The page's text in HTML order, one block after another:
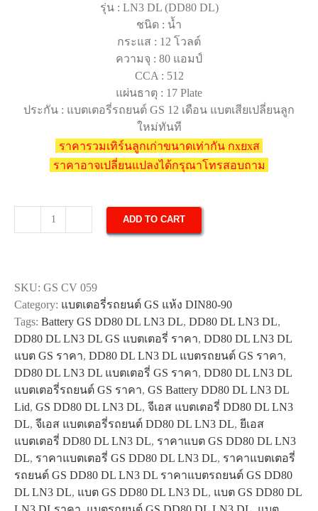
รุ่น : LN3 DL (DD80 DL)
ชนิด : น้ำ
กระแส : 12 โวลต์
ความจุ : 80 แอมป์
CCA : 512
แผ่นธาตุ : 17 Plate
ประกัน : แบตเตอรี่รถยนต์ GS 12 เดือน แบตเสียเปลี่ยนลูก
ใหม่ทันที
ราคารวมเทิร์นลูกเก่าขนาดเท่ากัน กxยxส
ราคาอาจเปลี่ยนแปลงได้กรุณาโทรสอบถาม
DL
LN3
DL
quantity
ADD TO CART
SKU: GS CV 059
Category: แบตเตอรี่รถยนต์ GS แห้ง DIN80-90
Tags: Battery GS DD80 DL LN3 DL, DD80 DL LN3 DL,
DD80 DL LN3 DL GS แบตเตอรี่ ราคา, DD80 DL LN3 DL
แบต GS ราคา, DD80 DL LN3 DL แบตรถยนต์ GS ราคา,
DD80 DL LN3 DL แบตเตอรี่ GS ราคา, DD80 DL LN3 DL
แบตเตอรี่รถยนต์ GS ราคา, GS Battery DD80 DL LN3 DL
Lid, GS DD80 DL LN3 DL, จีเอส แบตเตอรี่ DD80 DL LN3
DL, จีเอส แบตเตอรี่รถยนต์ DD80 DL LN3 DL, ยีเอส
แบตเตอรี่ DD80 DL LN3 DL, ราคาแบต GS DD80 DL LN3
DL, ราคาแบตเตอรี่ GS DD80 DL LN3 DL, ราคาแบตเตอรี่
รถยนต์ GS DD80 DL LN3 DL ราคาแบตรถยนต์ GS DD80
DL LN3 DL, แบต GS DD80 DL LN3 DL, แบต GS DD80 DL